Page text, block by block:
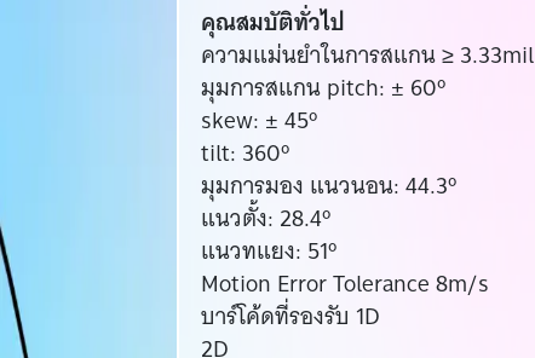
คุณสมบัติทั่วไป
ความแม่นยำในการสแกน ≥ 3.33mil
มุมการสแกน pitch: ± 60º
skew: ± 45º
tilt: 360º
มุมการมอง แนวนอน: 44.3º
แนวตั้ง: 28.4º
แนวทแยง: 51º
Motion Error Tolerance 8m/s
บาร์โค้ดที่รองรับ 1D
2D